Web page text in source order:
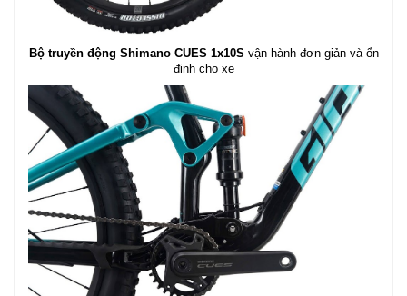
Bộ truyền động Shimano CUES 1x10S vận hành đơn giản và ổn
định cho xe